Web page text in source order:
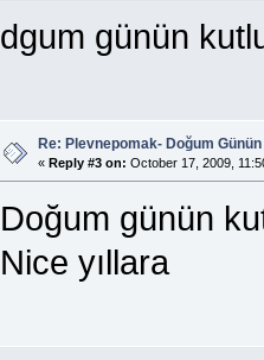
dgum günün
Re: Plevnepomak- Doğum
« Reply #3 on: October 17, 2009,
Doğum günün
Nice yıllara